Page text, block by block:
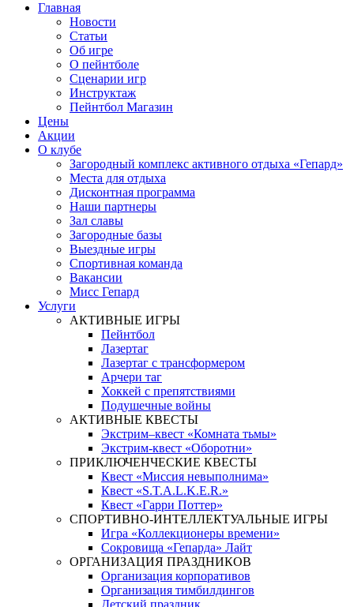
Главная
Новости
Статьи
Об игре
О пейнтболе
Сценарии игр
Инструктаж
Пейнтбол Магазин
Цены
Акции
О клубе
Загородный комплекс активного отдыха «Гепард»
Места для отдыха
Дисконтная программа
Наши партнеры
Зал славы
Загородные базы
Выездные игры
Спортивная команда
Вакансии
Мисс Гепард
Услуги
АКТИВНЫЕ ИГРЫ
Пейнтбол
Лазертаг
Лазертаг с трансформером
Арчери таг
Хоккей с препятствиями
Подушечные войны
АКТИВНЫЕ КВЕСТЫ
Экстрим–квест «Комната тьмы»
Экстрим-квест «Оборотни»
ПРИКЛЮЧЕНЧЕСКИЕ КВЕСТЫ
Квест «Миссия невыполнима»
Квест «S.T.A.L.K.E.R.»
Квест «Гарри Поттер»
СПОРТИВНО-ИНТЕЛЛЕКТУАЛЬНЫЕ ИГРЫ
Игра «Коллекционеры времени»
Сокровища «Гепарда» Лайт
ОРГАНИЗАЦИЯ ПРАЗДНИКОВ
Организация корпоративов
Организация тимбилдингов
Детский праздник